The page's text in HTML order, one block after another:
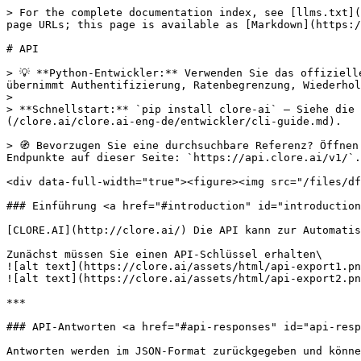
> For the complete documentation index, see [llms.txt](https://docs.clore.ai/llms.txt). Markdown versions of documentation pages are available by appending `.md` to page URLs; this page is available as [Markdown](https://docs.clore.ai/clore.ai/clore.ai-eng-de/fur-hosts/api.md).

# API

> 💡 **Python-Entwickler:** Verwenden Sie das offizielle [clore-ai Python SDK](/clore.ai/clore.ai-eng-de/entwickler/python-sdk.md) anstatt roher API-Aufrufe. Es übernimmt Authentifizierung, Ratenbegrenzung, Wiederholungsversuche und Fehlerbehandlung automatisch.
>
> **Schnellstart:** `pip install clore-ai` — Siehe die [Python SDK-Dokumentation](/clore.ai/clore.ai-eng-de/entwickler/python-sdk.md) und [CLI-Referenz](/clore.ai/clore.ai-eng-de/entwickler/cli-guide.md).

> 🧭 Bevorzugen Sie eine durchsuchbare Referenz? Öffnen Sie die interaktiven API-Dokumente unter [clore.ai/api-docs](https://clore.ai/api-docs). Basis-URL für alle Endpunkte auf dieser Seite: `https://api.clore.ai/v1/`.

<div data-full-width="true"><figure><img src="/files/df2f0042c212d9e419290294aae60bfccfb6a2c5" alt=""><figcaption></figcaption></figure></div>

### Einführung <a href="#introduction" id="introduction"></a>

[CLORE.AI](http://clore.ai/) Die API kann zur Automatisierung von Bereitstellungen Ihrer Workloads auf [CLORE.AI](http://clore.ai/)

Zunächst müssen Sie einen API-Schlüssel erhalten\
![alt text](https://clore.ai/assets/html/api-export1.png)\
![alt text](https://clore.ai/assets/html/api-export2.png)

***

### API-Antworten <a href="#api-responses" id="api-responses"></a>

Antworten werden im JSON-Format zurückgegeben und können unterschiedliche Felder haben

Das immer zurückgegebene Feld ist code und zeigt den Status an

**code-Feld**

| code | Beschreibung                              |
| ---- | ----------------------------------------- |
| `0`  | NORMAL                                    |
| `1`  | DATENBANKFEHLER                           |
| `2`  | UNGÜLTIGE EINGABEDATEN                    |
| `3`  | UNGÜLTIGES API-TOKEN                      |
| `4`  | UNGÜLTIGER ENDPOINT                       |
| `5`  | Limit von 1 Anfrage/Sekunde überschritten |
| `6`  | Fehler angegeben in `Fehler` Feld         |

***

### Endpunkte <a href="#endpoints" id="endpoints"></a>

#### 1. `wallets` <a href="#id-1-wallets" id="id-1-wallets"></a>

**Über**

Gibt Wallets und Guthaben zurück

**Header**

| Feld   | Typ            | Pflichtfeld | Beschreibung |
| ------ | -------------- | ----------- | ------------ |
| `auth` | `Zeichenkette` | Ja          | API-Token    |

**Ausgabe**

| Feld      | Typ        | Beschreibung      |
| --------- | ---------- | ----------------- |
| `code`    | `int`      | Statuscode        |
| `wallets` | `[]string` | Array von Wallets |

**Beispiel**

**Eingabe:**

```
curl -XGET -H 'auth: b8qwqRAL5W7YDyDJeB4XANVvKndbrrPk' 'https://api.clore.ai/v1/wallets'
```

**Ausgabe:**

```
{
  "wallets": [
    {
      "name":